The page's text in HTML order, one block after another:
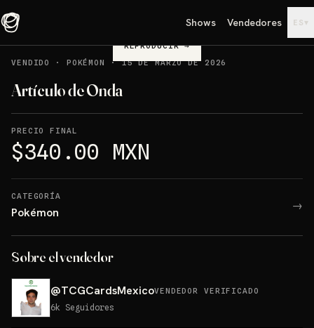
Shows Vendedores ES ▾
REPRODUCIR→
VENDIDO
· POKÉMON ·15 DE MARZO DE 2026
Artículo de Onda
PRECIO FINAL
$340.00 MXN
CATEGORÍA
Pokémon →
Sobre el vendedor
@TCGCardsMexicoVENDEDOR VERIFICADO
6k Seguidores